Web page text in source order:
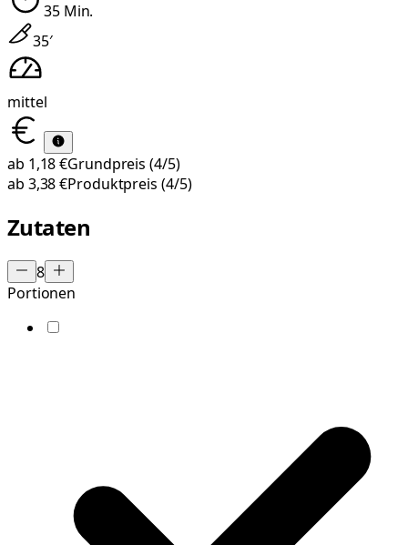
35Min.
35′
mittel
ab 1,18 €Grundpreis (4/5)
ab 3,38 €Produktpreis (4/5)
Zutaten
8
Portionen